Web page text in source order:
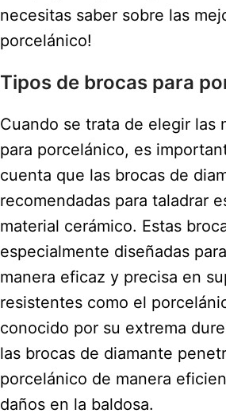
necesitas saber sobre las
porcelánico!
Tipos de brocas para
Cuando se trata de elegir las
para porcelánico, es
cuenta que las brocas de
recomendadas para taladrar
material cerámico. Estas
especialmente diseñadas
manera eficaz y precisa en
resistentes como el
conocido por su extrema
las brocas de diamante
porcelánico de manera
daños en la baldosa.